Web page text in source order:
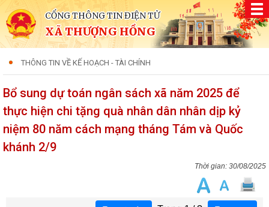
CỔNG THÔNG TIN ĐIỆN TỬ
XÃ THƯỢNG HỒNG
THÔNG TIN VỀ KẾ HOẠCH - TÀI CHÍNH
Bổ sung dự toán ngân sách xã năm 2025 để
thực hiện chi tặng quà nhân dân nhân dịp kỷ
niệm 80 năm cách mạng tháng Tám và Quốc
khánh 2/9
30/08/2025